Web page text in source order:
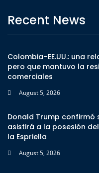
Recent News
Colombia–EE.UU.: una
pero que mantuvo la
comerciales
August 5, 2026
Donald Trump confirmó
asistirá a la posesión
la Espriella
August 5, 2026